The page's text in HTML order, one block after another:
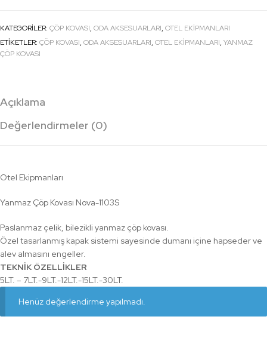
KATEGORILER: ÇÖP KOVASI, ODA AKSESUARLARI, OTEL EKİPMANLARI
ETIKETLER: ÇÖP KOVASI, ODA AKSESUARLARI, OTEL EKİPMANLARI, YANMAZ
ÇÖP KOVASI
Açıklama
Değerlendirmeler (0)
Otel Ekipmanları
Yanmaz Çöp Kovası Nova-1103S
Paslanmaz çelik, bilezikli yanmaz çöp kovası.
Özel tasarlanmış kapak sistemi sayesinde dumanı içine hapseder ve
alev almasını engeller.
TEKNİK ÖZELLİKLER
5LT. – 7LT.-9LT.-12LT.-15LT.-30LT.
Henüz değerlendirme yapılmadı.